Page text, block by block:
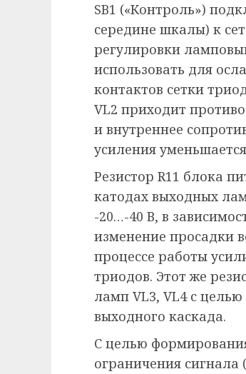
SB1 («Контроль»)
середине шкалы) к
регулировки
использовать для
контактов сетки
VL2 приходит
и внутреннее
усиления
Резистор R11 блока
катодах выходных
-20…-40 В, в
изменение просадки
процессе работы
триодов. Этот же
ламп VL3, VL4 с
выходного каскада.
С целью
ограничения